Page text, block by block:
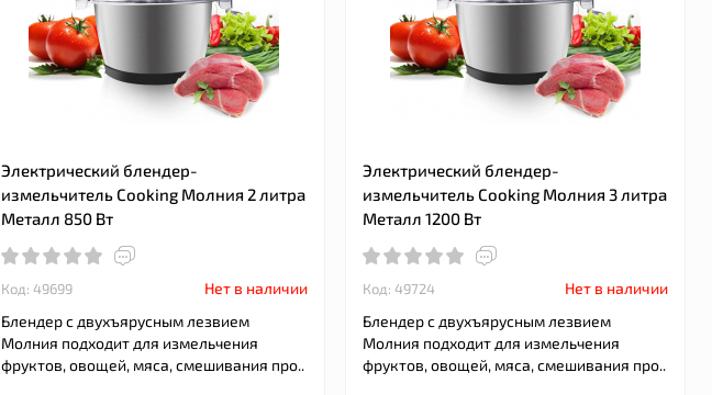
Электрический блендер-
измельчитель Cooking Молния 2 литра
Металл 850 Вт
Код: 49699
Нет в наличии
Блендер с двухъярусным лезвием
Молния подходит для измельчения
фруктов, овощей, мяса, смешивания про..
Электрический блендер-
измельчитель Cooking Молния 3 литра
Металл 1200 Вт
Код: 49724
Нет в наличии
Блендер с двухъярусным лезвием
Молния подходит для измельчения
фруктов, овощей, мяса, смешивания про..